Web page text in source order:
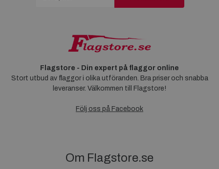
Flagstore - Din expert på flaggor online
Stort utbud av flaggor i olika utföranden. Bra priser och snabba
leveranser. Välkommen till Flagstore!
Följ oss på Facebook
Om Flagstore.se